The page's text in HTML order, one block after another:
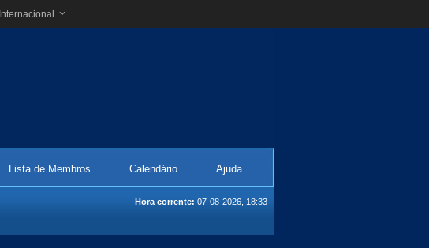
Internacional
Lista de Membros Calendário Ajuda
Hora corrente: 07-08-2026, 18:33